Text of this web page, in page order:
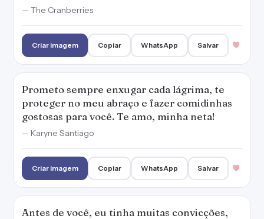
— The Cranberries
Criar imagem Copiar WhatsApp Salvar
Prometo sempre enxugar cada lágrima, te
proteger no meu abraço e fazer comidinhas
gostosas para você. Te amo, minha neta!
— Karyne Santiago
Criar imagem Copiar WhatsApp Salvar
Antes de você, eu tinha muitas convicções,